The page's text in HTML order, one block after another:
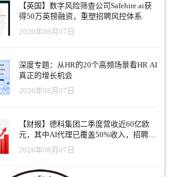
时分享全球的人力资源科技资讯。定期发布
云图，持续举办高品质的专业前沿峰会论
【英国】数字风险筛查公司Safehire.ai获
得50万英镑融资，重塑招聘风控体系
2026年08月07日
深度专题：从HR的20个高频场景看HR AI
真正的增长机会
2026年08月07日
【财报】德科集团二季度营收近60亿欧
元，其中AI代理已覆盖50%收入，招聘服
务进入运营重构阶段
2026年08月07日